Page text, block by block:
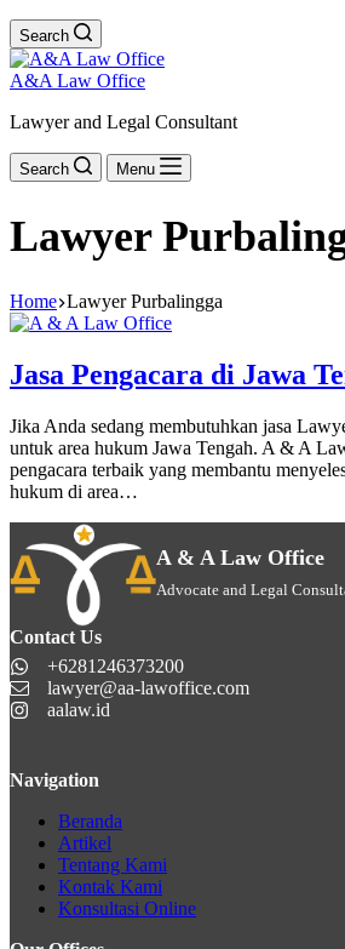
Search
A&A Law Office
Lawyer and Legal Consultant
Search Menu
Lawyer
Home Lawyer Purbalingga
Jasa Pengacara di Jawa
Jika Anda sedang membutuhkan jasa
untuk area hukum Jawa Tengah. A & A
pengacara terbaik yang membantu
hukum di area…
A & A Law Office
Advocate and Legal
Contact Us
+6281246373200
lawyer@aa-lawoffice.com
aalaw.id
Navigation
Beranda
Artikel
Tentang Kami
Kontak Kami
Konsultasi Online